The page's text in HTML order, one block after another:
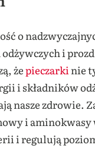
o
odżywczych i
żepieczarkinie
i składników
nasze zdrowie.
i aminokwasy
i regulują